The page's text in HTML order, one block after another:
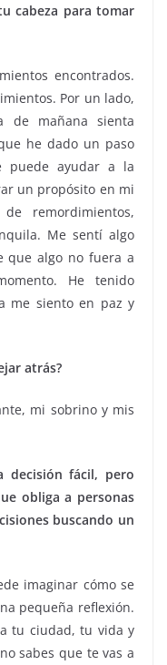
cabeza para tomar
encontrados.
Por un lado,
de mañana sienta
he dado un paso
puede ayudar a la
un propósito en mi
remordimientos,
Me sentí algo
que algo no fuera a
He tenido
me siento en paz y
atrás?
mi sobrino y mis
decisión fácil, pero
obliga a personas
buscando un
imaginar cómo se
pequeña reflexión.
tu ciudad, tu vida y
sabes que te vas a